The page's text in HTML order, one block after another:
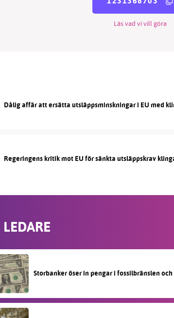
Läs vad vi vill göra
Dålig affär att ersätta utsläppsminskningar i EU med
Regeringens kritik mot EU för sänkta utsläppskrav
Storbanker öser in pengar i fossilbränslen